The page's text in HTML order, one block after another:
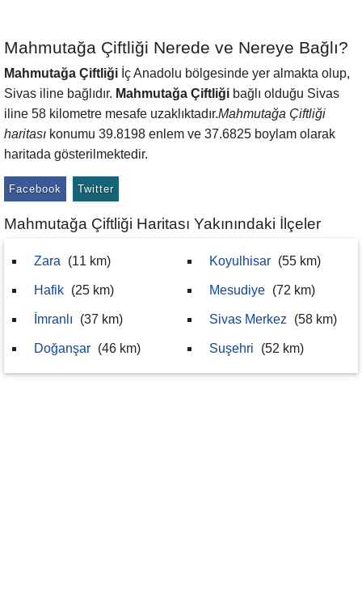
Mahmutağa Çiftliği Nerede ve Nereye Bağlı?
Mahmutağa Çiftliği İç Anadolu bölgesinde yer almakta olup,
Sivas iline bağlıdır. Mahmutağa Çiftliği bağlı olduğu Sivas
iline 58 kilometre mesafe uzaklıktadır.Mahmutağa Çiftliği
haritası konumu 39.8198 enlem ve 37.6825 boylam olarak
haritada gösterilmektedir.
Facebook Twitter
Mahmutağa Çiftliği Haritası Yakınındaki İlçeler
Zara (11 km)
Hafik (25 km)
İmranlı (37 km)
Doğanşar (46 km)
Koyulhisar (55 km)
Mesudiye (72 km)
Sivas Merkez (58 km)
Suşehri (52 km)